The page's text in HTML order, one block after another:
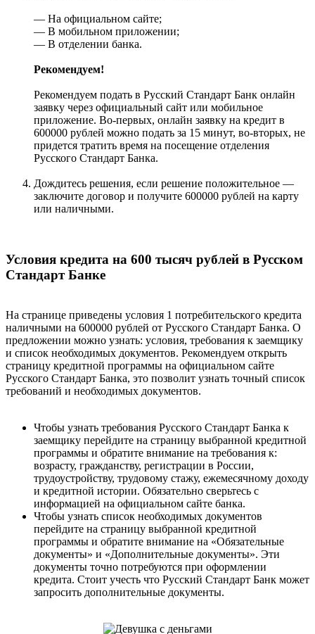
— На официальном сайте;
— В мобильном приложении;
— В отделении банка.
Рекомендуем!
Рекомендуем подать в Русский Стандарт Банк онлайн
заявку через официальный сайт или мобильное
приложение. Во-первых, онлайн заявку на кредит в
600000 рублей можно подать за 15 минут, во-вторых, не
придется тратить время на посещение отделения
Русского Стандарт Банка.
Дождитесь решения, если решение положительное —
заключите договор и получите 600000 рублей на карту
или наличными.
Условия кредита на 600 тысяч рублей в Русском
Стандарт Банке
На странице приведены условия 1 потребительского кредита
наличными на 600000 рублей от Русского Стандарт Банка. О
предложении можно узнать: условия, требования к заемщику
и список необходимых документов. Рекомендуем открыть
страницу кредитной программы на официальном сайте
Русского Стандарт Банка, это позволит узнать точный список
требований и необходимых документов.
Чтобы узнать требования Русского Стандарт Банка к
заемщику перейдите на страницу выбранной кредитной
программы и обратите внимание на требования к:
возрасту, гражданству, регистрации в России,
трудоустройству, трудовому стажу, ежемесячному доходу
и кредитной истории. Обязательно сверьтесь с
информацией на официальном сайте банка.
Чтобы узнать список необходимых документов
перейдите на страницу выбранной кредитной
программы и обратите внимание на «Обязательные
документы» и «Дополнительные документы». Эти
документы точно потребуются при оформлении
кредита. Стоит учесть что Русский Стандарт Банк может
запросить дополнительные документы.